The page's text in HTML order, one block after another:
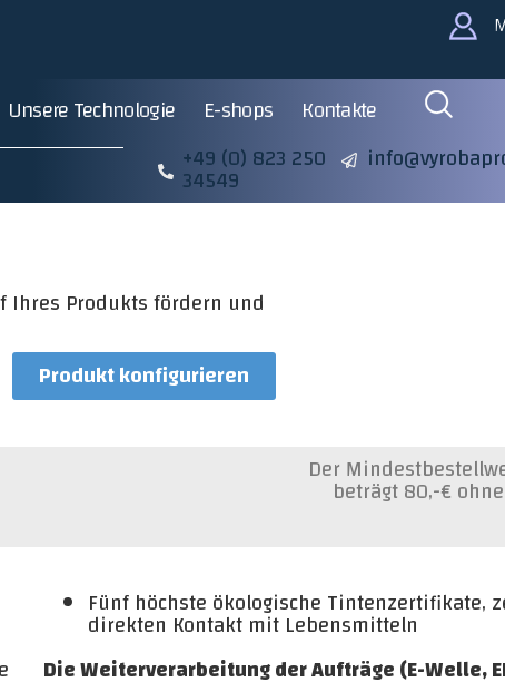
Unsere Technologie E-shops Kontakte
+49 (0) 823 250
34549
Ihres Produkts fördern und
Produkt konfigurieren
Der
beträgt 80,-€
Fünf höchste ökologische Tinten­zertifikate,
direkten Kontakt mit Lebensmitteln
Die Weiterverarbeitung der Aufträge (E-Welle,